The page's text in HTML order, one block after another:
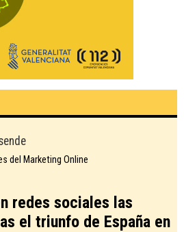
del Marketing Online
redes sociales las
el triunfo de España en